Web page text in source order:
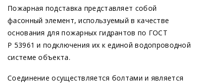
Пожарная подставка представляет собой
фасонный элемент, используемый в качестве
основания для пожарных гидрантов по ГОСТ
Р 53961 и подключения их к единой водопроводной
системе объекта.
Соединение осуществляется болтами и является